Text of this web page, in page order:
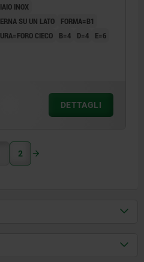
INOX
SU UN LATO
FORMA=B1
CIECO
B=4 D=4
E=6
DETTAGLI
2